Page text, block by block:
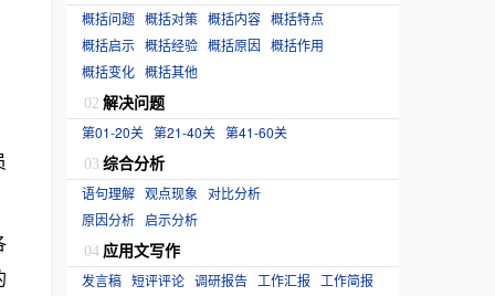
概括问题 概括对策 概括内容 概括特点
概括启示 概括经验 概括原因 概括作用
概括变化 概括其他
02 解决问题
第01-20关 第21-40关 第41-60关
03 综合分析
语句理解 观点现象 对比分析
原因分析 启示分析
04 应用文写作
发言稿 短评评论 调研报告 工作汇报
工作简报